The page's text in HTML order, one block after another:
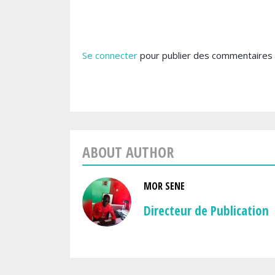
Se connecter pour publier des commentaires
ABOUT AUTHOR
MOR SENE
Directeur de Publication